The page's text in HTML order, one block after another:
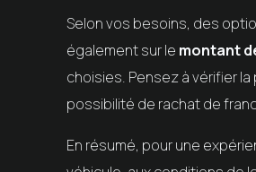
Selon vos besoins, des
également sur le montant
choisies. Pensez à vérifier
possibilité de rachat de
En résumé, pour une